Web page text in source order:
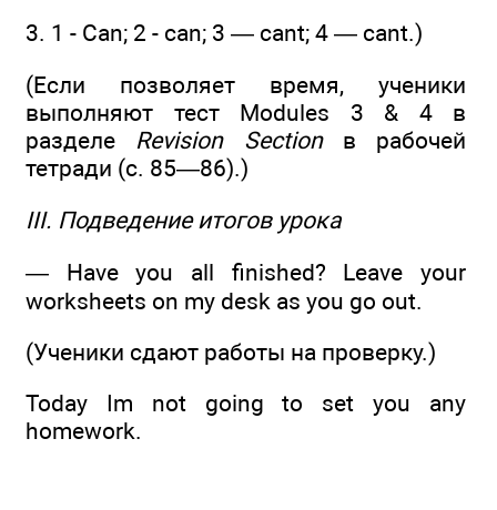
3. 1 - Can; 2 - can; 3 — cant; 4 — cant.)
(Если позволяет время, ученики
выполняют тест Modules 3 & 4 в
разделе Revision Sectionв рабочей
тетради (с. 85—86).)
III. Подведение итогов урока
— Have you all finished? Leave your
worksheets on my desk as you go out.
(Ученики сдают работы на проверку.)
Today Im not going to set you any
homework.